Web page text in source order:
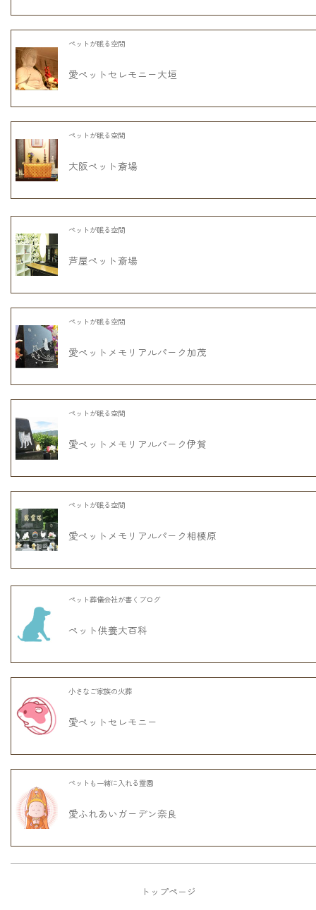
ペットが眠る空間
愛ペットセレモニー大垣
ペットが眠る空間
大阪ペット斎場
ペットが眠る空間
芦屋ペット斎場
ペットが眠る空間
愛ペットメモリアルパーク加茂
ペットが眠る空間
愛ペットメモリアルパーク伊賀
ペットが眠る空間
愛ペットメモリアルパーク相模原
ペット葬儀会社が書くブログ
ペット供養大百科
小さなご家族の火葬
愛ペットセレモニー
ペットも一緒に入れる霊園
愛ふれあいガーデン奈良
トップページ